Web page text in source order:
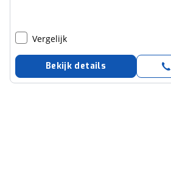
Vergelijk
Bekijk details